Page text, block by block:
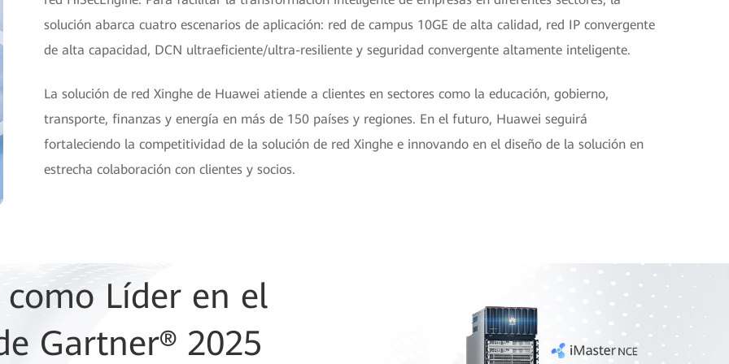
solución abarca cuatro escenarios de aplicación: red de campus 10GE de alta calidad, red IP convergente
de alta capacidad, DCN ultraeficiente/ultra-resiliente y seguridad convergente altamente inteligente.
La solución de red Xinghe de Huawei atiende a clientes en sectores como la educación, gobierno,
transporte, finanzas y energía en más de 150 países y regiones. En el futuro, Huawei seguirá
fortaleciendo la competitividad de la solución de red Xinghe e innovando en el diseño de la solución en
estrecha colaboración con clientes y socios.
de
Líder en el
Gartner® 2025